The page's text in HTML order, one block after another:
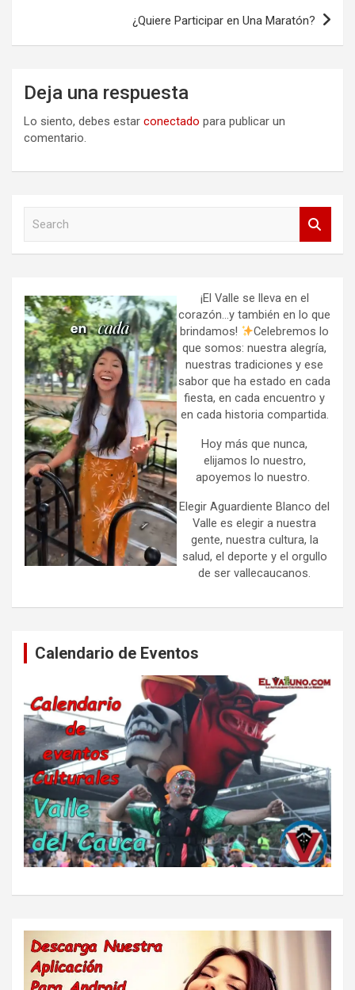
¿Quiere Participar en Una Maratón?
Deja una respuesta
Lo siento, debes estar conectado para publicar un
comentario.
h
¡El Valle se lleva en el
corazón…y también en lo que
brindamos!
Celebremos lo
que somos: nuestra alegría,
nuestras tradiciones y ese
sabor que ha estado en cada
fiesta, en cada encuentro y
en cada historia compartida.
Hoy más que nunca,
elijamos lo nuestro,
apoyemos lo nuestro.
Elegir Aguardiente Blanco del
Valle es elegir a nuestra
gente, nuestra cultura, la
salud, el deporte y el orgullo
de ser vallecaucanos.
Calendario de Eventos